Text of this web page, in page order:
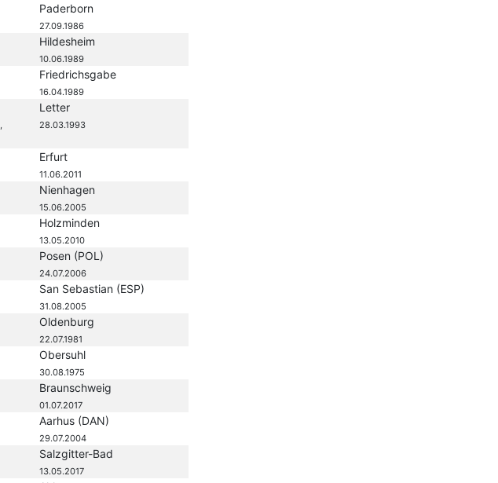
Paderborn
27.09.1986
Hildesheim
10.06.1989
Friedrichsgabe
16.04.1989
Letter
28.03.1993
Erfurt
11.06.2011
Nienhagen
15.06.2005
Holzminden
13.05.2010
Posen (POL)
24.07.2006
San Sebastian (ESP)
31.08.2005
Oldenburg
22.07.1981
Obersuhl
30.08.1975
Braunschweig
01.07.2017
Aarhus (DAN)
29.07.2004
Salzgitter-Bad
13.05.2017